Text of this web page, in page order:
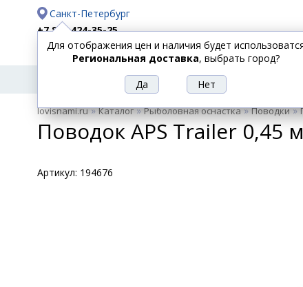
Санкт-Петербург
+7 812 424-35-25
Доставка
Оплата
Для отображения цен и наличия будет
Региональная доставка, выбрать город?
РЫБОЛОВНЫЕ
ТОВАРЫ
СПИННИНГИ КАТУШКИ
lovisnami.ru»Каталог»Рыболовная оснастка»Поводки»
Поводок APS Trailer 0,45
Артикул: 194676